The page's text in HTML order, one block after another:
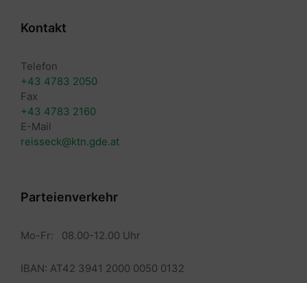
Kontakt
Telefon
+43 4783 2050
Fax
+43 4783 2160
E-Mail
reisseck@ktn.gde.at
Parteienverkehr
Mo-Fr: 08.00-12.00 Uhr
IBAN: AT42 3941 2000 0050 0132